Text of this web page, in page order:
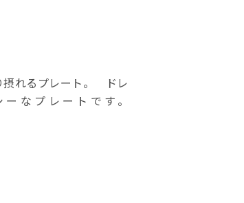
摂れるプレート。 ドレ
なプレートです。